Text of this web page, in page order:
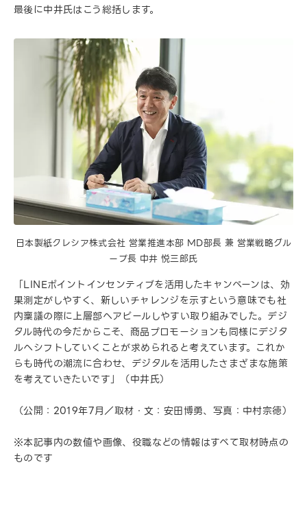
最後に中井氏はこう総括します。
日本製紙クレシア株式会社 営業推進本部 MD部長 兼 営業戦略グル
ープ長 中井 悦三郎氏
「LINEポイントインセンティブを活用したキャンペーンは、効
果測定がしやすく、新しいチャレンジを示すという意味でも社
内稟議の際に上層部へアピールしやすい取り組みでした。デジ
タル時代の今だからこそ、商品プロモーションも同様にデジタ
ルへシフトしていくことが求められると考えています。これか
らも時代の潮流に合わせ、デジタルを活用したさまざまな施策
を考えていきたいです」（中井氏）
（公開：2019年7月／取材・文：安田博勇、写真：中村宗徳）
※本記事内の数値や画像、役職などの情報はすべて取材時点の
ものです